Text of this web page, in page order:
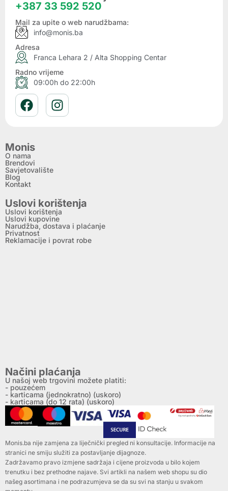
+387 33 592 520
Mail za upite o web narudžbama:
info@monis.ba
Adresa
Franca Lehara 2 / Alta Shopping Centar
Radno vrijeme
09:00h do 22:00h
Monis
O nama
Brendovi
Savjetovalište
Blog
Kontakt
Uslovi korištenja
Uslovi korištenja
Uslovi kupovine
Narudžba, dostava i plaćanje
Privatnost
Reklamacije i povrat robe
Načini plaćanja
U našoj web trgovini možete platiti:
- pouzećem
- karticama (jednokratno) (uskoro)
- karticama (do 12 rata) (uskoro)
Monis.ba nije zamjena za liječnički pregled ni konsultacije. Informacije na
stranici ne smiju služiti za postavljanje dijagnoze.
Zadržavamo pravo izmjene sadržaja i cijene proizvoda u bilo kojem
trenutku i bez prethodne najave. Svi artikli na našem web shopu su dio
našeg asortimana i ne podrazumjeva se da su svi na stanju u svakom